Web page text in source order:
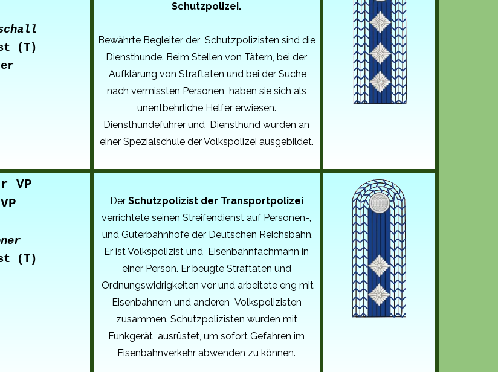
(T)
Schutzpolizei.
Bewährte Begleiter der Schutzpolizisten sind die
Diensthunde. Beim Stellen von Tätern, bei der
Aufklärung von Straftaten und bei der Suche
nach vermissten Personen haben sie sich als
unentbehrliche Helfer erwiesen.
Diensthundeführer und Diensthund wurden an
einer Spezialschule der Volkspolizei ausgebildet.
VP
(T)
Der Schutzpolizist der Transportpolizei
verrichtete seinen Streifendienst auf Personen-,
und Güterbahnhöfe der Deutschen Reichsbahn.
Er ist Volkspolizist und Eisenbahnfachmann in
einer Person. Er beugte Straftaten und
Ordnungswidrigkeiten vor und arbeitete eng mit
Eisenbahnern und anderen Volkspolizisten
zusammen. Schutzpolizisten wurden mit
Funkgerät ausrüstet, um sofort Gefahren im
Eisenbahnverkehr abwenden zu können.